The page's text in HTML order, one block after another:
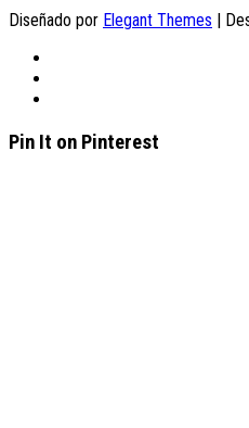
Diseñado por Elegant Themes |
Pin It on Pinterest